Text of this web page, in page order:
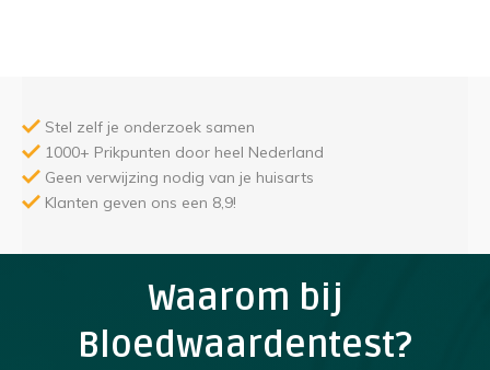
Stel zelf je onderzoek samen
1000+ Prikpunten door heel Nederland
Geen verwijzing nodig van je huisarts
Klanten geven ons een 8,9!
Waarom bij
Bloedwaardentest?